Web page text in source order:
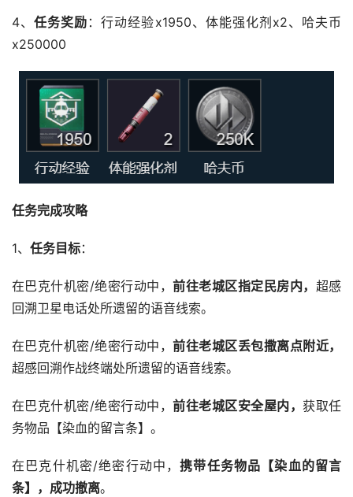
4、任务奖励 ：行动经验x1950、体能强化剂x2、哈夫币
x250000
任务完成攻略
1、 任务目标：
在巴克什机密/绝密行动中，前往老城区指定民房内， 超感
回溯卫星电话处所遗留的语音线索。
在巴克什机密/绝密行动中，前往老城区丢包撒离点附近，
超感回溯作战终端处所遗留的语音线索。
在巴克什机密/绝密行动中，前往老城区安全屋内，获取任
务物品【染血的留言条】。
在巴克什机密/绝密行动中，携带任务物品【染血的留言
条】，成功撤离。